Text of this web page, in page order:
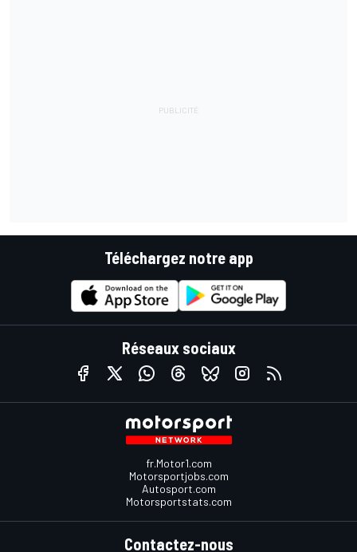
Téléchargez notre app
Réseaux sociaux
fr.Motor1.com
Motorsportjobs.com
Autosport.com
Motorsportstats.com
Contactez-nous